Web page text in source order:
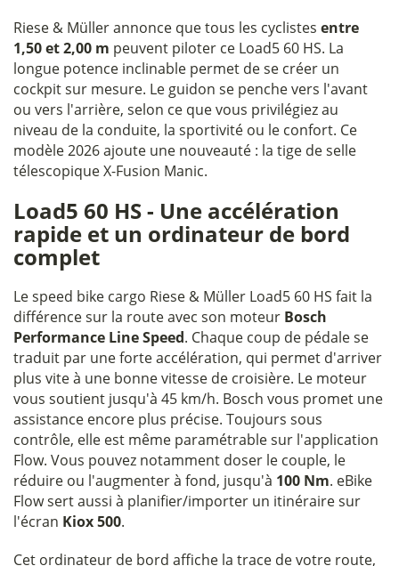
Riese & Müller annonce que tous les cyclistes entre
1,50 et 2,00 m peuvent piloter ce Load5 60 HS. La
longue potence inclinable permet de se créer un
cockpit sur mesure. Le guidon se penche vers l'avant
ou vers l'arrière, selon ce que vous privilégiez au
niveau de la conduite, la sportivité ou le confort. Ce
modèle 2026 ajoute une nouveauté : la tige de selle
télescopique X-Fusion Manic.
Load5 60 HS - Une accélération
rapide et un ordinateur de bord
complet
Le speed bike cargo Riese & Müller Load5 60 HS fait la
différence sur la route avec son moteur Bosch
Performance Line Speed. Chaque coup de pédale se
traduit par une forte accélération, qui permet d'arriver
plus vite à une bonne vitesse de croisière. Le moteur
vous soutient jusqu'à 45 km/h. Bosch vous promet une
assistance encore plus précise. Toujours sous
contrôle, elle est même paramétrable sur l'application
Flow. Vous pouvez notamment doser le couple, le
réduire ou l'augmenter à fond, jusqu'à 100 Nm. eBike
Flow sert aussi à planifier/importer un itinéraire sur
l'écran Kiox 500.
Cet ordinateur de bord affiche la trace de votre route,